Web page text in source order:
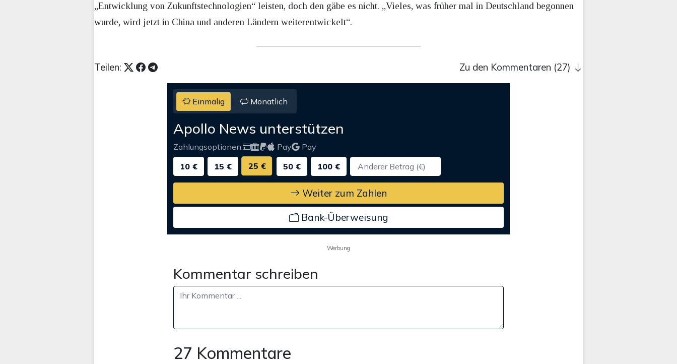
„Entwicklung von Zukunftstechnologien“ leisten, doch den gäbe es nicht. „Vieles, was früher mal in Deutschland begonnen
wurde, wird jetzt in China und anderen Ländern weiterentwickelt“.
Teilen: Zu den Kommentaren (27)
Einmalig Monatlich
Apollo News unterstützen
Zahlungsoptionen: Pay
Pay
10 €
15 € 25 € 50 € 100 €
Weiter zum Zahlen
Bank-Überweisung
Werbung
Kommentar schreiben
27 Kommentare